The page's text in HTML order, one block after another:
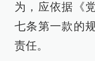
为，应依据《
七条第一款的
责任。